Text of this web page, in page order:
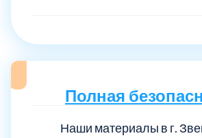
Полная
Наши материалы в г.
Богородский